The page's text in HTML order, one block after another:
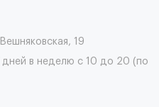
19
в неделю с 10 до 20 (по